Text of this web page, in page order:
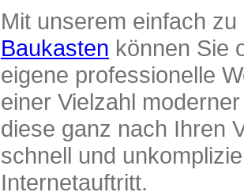
Mit unserem einfach
Baukasten können Sie
eigene professionelle
einer Vielzahl
diese ganz nach Ihren
schnell und
Internetauftritt.